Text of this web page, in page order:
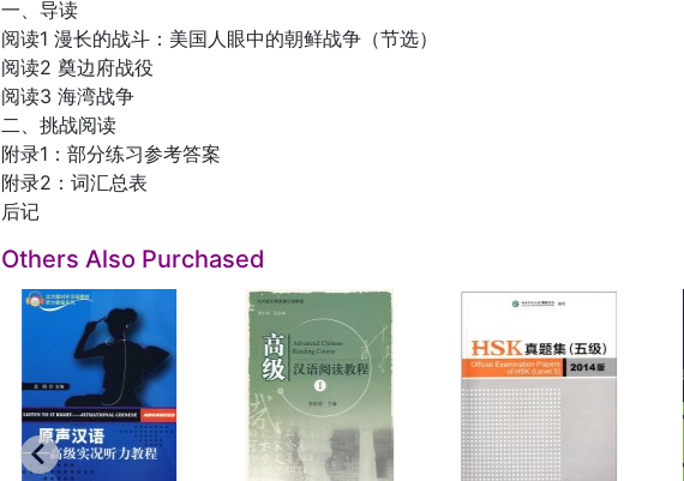
一、导读
阅读1 漫长的战斗：美国人眼中的朝鲜战争（节选）
阅读2 奠边府战役
阅读3 海湾战争
二、挑战阅读
附录1：部分练习参考答案
附录2：词汇总表
后记
Others Also Purchased